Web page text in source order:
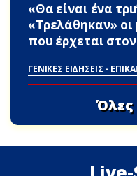
«Θα είναι ένα
«Τρελάθηκαν»
που έρχεται
ΓΕΝΙΚΕΣ ΕΙΔΗΣΕΙΣ -
Όλες